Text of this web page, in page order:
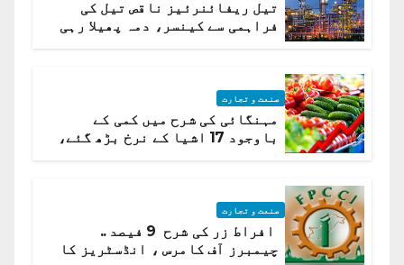
تیل ریفائنرئیز ناقص تیل کی
فراہمی سے کینسر، دمہ پھیلا رہی
صنعت و تجارت
مہنگائی کی شرح میں کمی کے
باوجود 17 اشیا کے نرخ بڑھ گئے،
صنعت و تجارت
افراط زر کی شرح 9 فیصد ..
چیمبرز آف کامرس ، انڈسٹریز کا